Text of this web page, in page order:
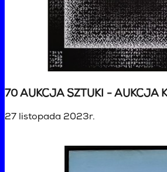
27 listopada 2023r.